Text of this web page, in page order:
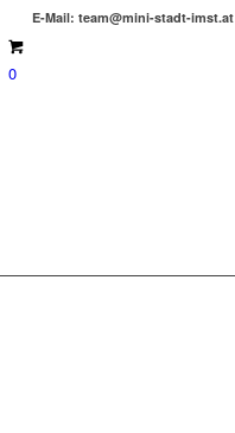
E-Mail: team@mini-stadt-imst.at
0